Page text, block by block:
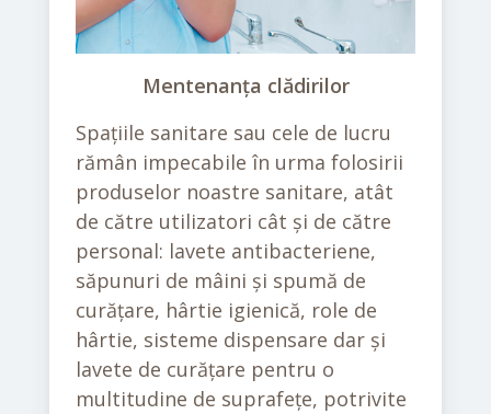
Mentenanța clădirilor
Spațiile sanitare sau cele de lucru
rămân impecabile în urma folosirii
produselor noastre sanitare, atât
de către utilizatori cât și de către
personal: lavete antibacteriene,
săpunuri de mâini și spumă de
curățare, hârtie igienică, role de
hârtie, sisteme dispensare dar și
lavete de curățare pentru o
multitudine de suprafețe, potrivite